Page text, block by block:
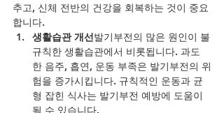
추고, 신체 전반의 건강을 회복하는 것이 중요
합니다.
생활습관 개선발기부전의 많은 원인이 불
규칙한 생활습관에서 비롯됩니다. 과도
한 음주, 흡연, 운동 부족은 발기부전의 위
험을 증가시킵니다. 규칙적인 운동과 균
형 잡힌 식사는 발기부전 예방에 도움이
될 수 있습니다.